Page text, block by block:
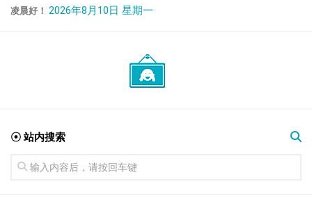
凌晨好！ 2026年8月10日 星期一
☉ 站内搜索